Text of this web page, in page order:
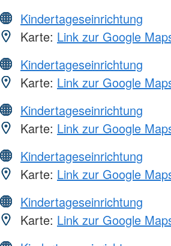
Kindertageseinrichtung
Karte: Link zur Google
Kindertageseinrichtung
Karte: Link zur Google
Kindertageseinrichtung
Karte: Link zur Google
Kindertageseinrichtung
Karte: Link zur Google
Kindertageseinrichtung
Karte: Link zur Google